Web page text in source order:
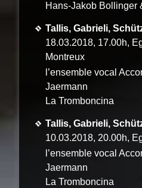
Hans-Jakob Bollinger
Tallis, Gabrieli,
18.03.2018, 17.00h,
Montreux
l’ensemble vocal
Jaermann
La Tromboncina
Tallis, Gabrieli,
10.03.2018, 20.00h,
l’ensemble vocal
Jaermann
La Tromboncina